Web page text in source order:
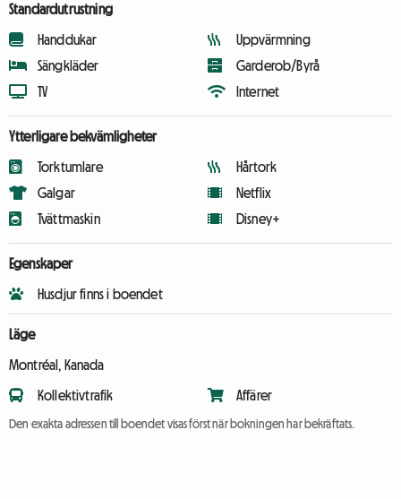
Standardutrustning
Handdukar
Sängkläder
TV
Uppvärmning
Garderob/Byrå
Internet
Ytterligare bekvämligheter
Torktumlare
Galgar
Tvättmaskin
Hårtork
Netflix
Disney+
Egenskaper
Husdjur finns i boendet
Läge
Montréal, Kanada
Kollektivtrafik Affärer
Den exakta adressen till boendet visas först när bokningen har bekräftats.